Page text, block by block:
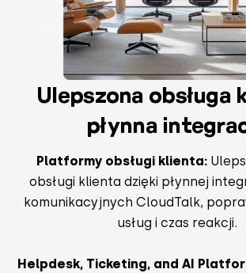
Ulepszona obsługa
płynna
Platformy obsługi klienta:
obsługi klienta dzięki płynnej
komunikacyjnych CloudTalk,
usług i czas reakcji.
Helpdesk, Ticketing, and AI